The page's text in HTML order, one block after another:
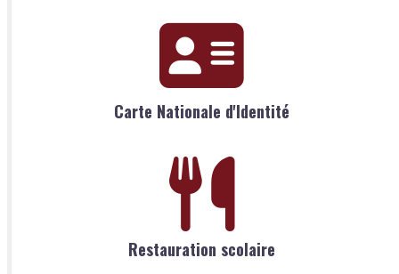
Carte Nationale d'Identité
Restauration scolaire